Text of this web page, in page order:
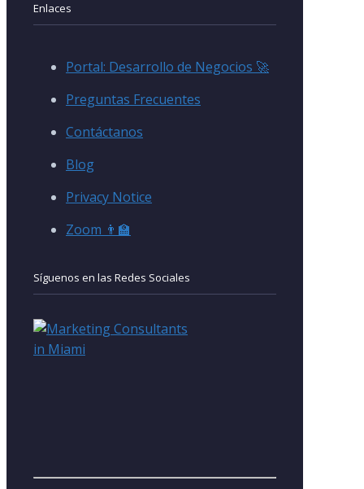
Enlaces
Portal: Desarrollo de Negocios 🚀
Preguntas Frecuentes
Contáctanos
Blog
Privacy Notice
Zoom 👨‍🏫
Síguenos en las Redes Sociales